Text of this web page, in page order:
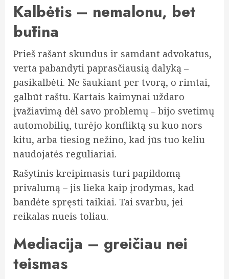
Kalbėtis – nemalonu, bet
būtina
Prieš rašant skundus ir samdant advokatus,
verta pabandyti paprasčiausią dalyką –
pasikalbėti. Ne šaukiant per tvorą, o rimtai,
galbūt raštu. Kartais kaimynai uždaro
įvažiavimą dėl savo problemų – bijo svetimų
automobilių, turėjo konfliktą su kuo nors
kitu, arba tiesiog nežino, kad jūs tuo keliu
naudojatės reguliariai.
Rašytinis kreipimasis turi papildomą
privalumą – jis lieka kaip įrodymas, kad
bandėte spręsti taikiai. Tai svarbu, jei
reikalas nueis toliau.
Mediacija – greičiau nei
teismas